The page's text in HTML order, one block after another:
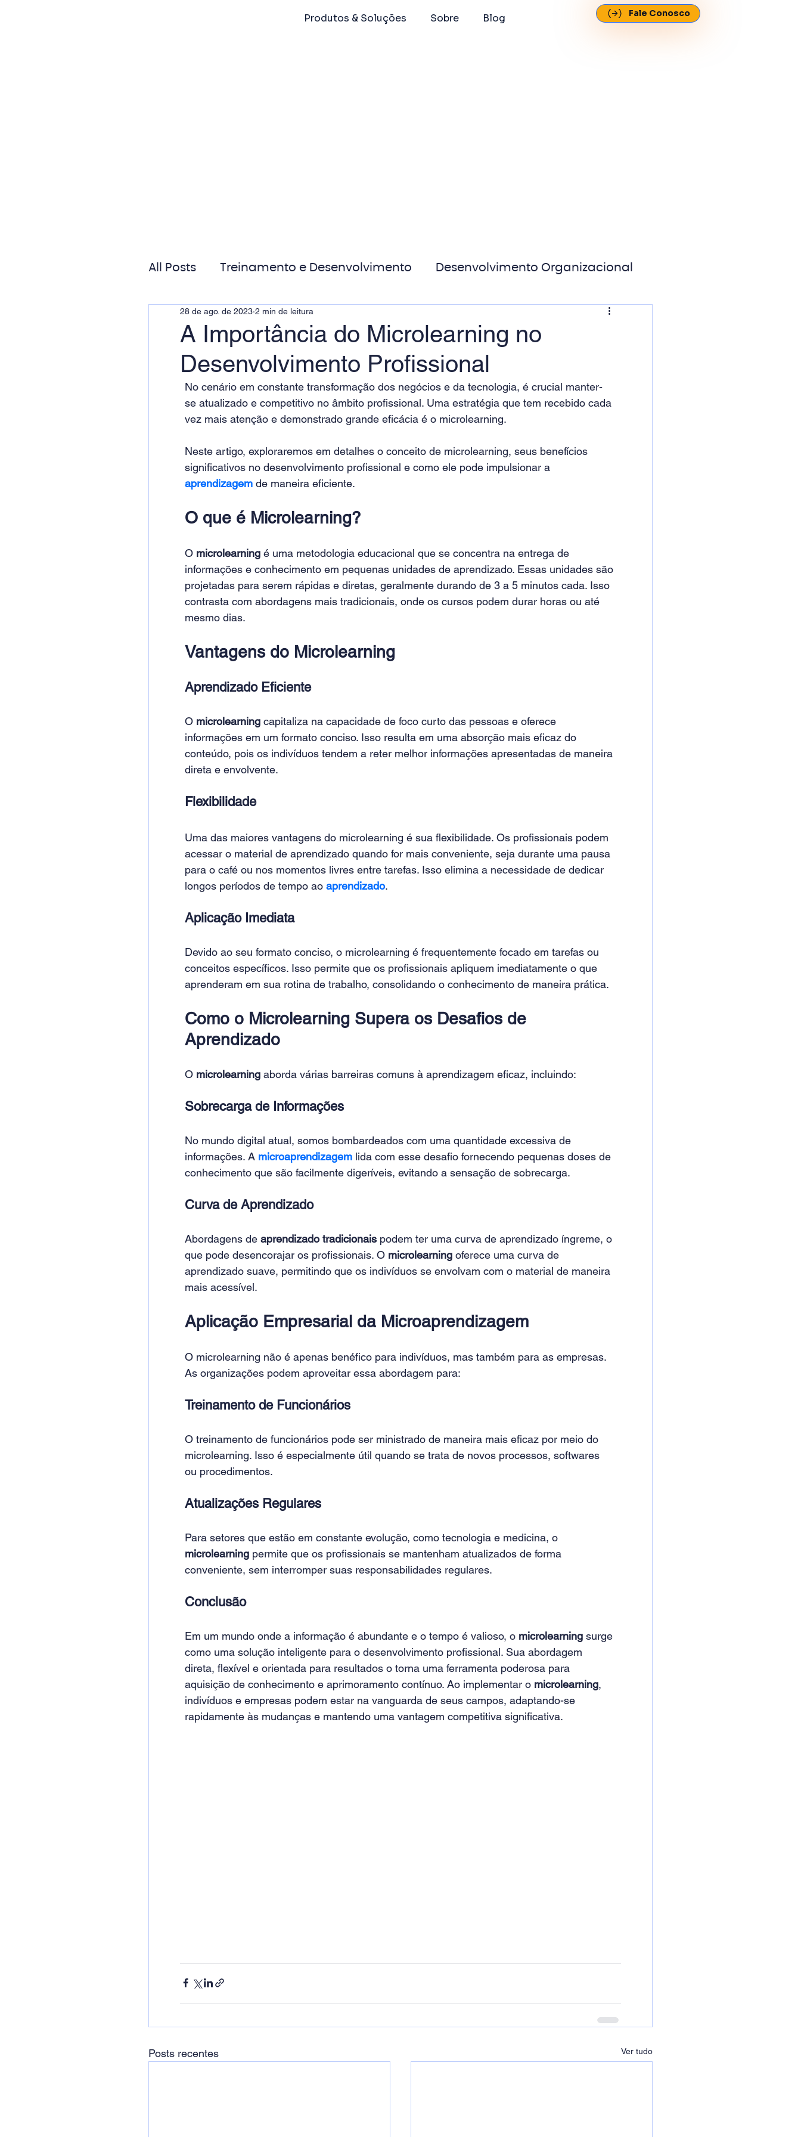
Produtos & Soluções Sobre Blog Fale Conosco
All Posts Treinamento e Desenvolvimento Desenvolvimento Organizacional
Gestão de Pessoas MicroPower Corporativo
Responsabilidade Social
A Importância do Microlearning no
Desenvolvimento Profissional
28 de ago. de 2023 2 min de leitura
No cenário em constante transformação dos negócios e da tecnologia, é crucial manter-
se atualizado e competitivo no âmbito profissional. Uma estratégia que tem recebido cada
vez mais atenção e demonstrado grande eficácia é o microlearning.
Neste artigo, exploraremos em detalhes o conceito de microlearning, seus benefícios
significativos no desenvolvimento profissional e como ele pode impulsionar a
aprendizagem de maneira eficiente.
O que é Microlearning?
O microlearning é uma metodologia educacional que se concentra na entrega de
informações e conhecimento em pequenas unidades de aprendizado. Essas unidades são
projetadas para serem rápidas e diretas, geralmente durando de 3 a 5 minutos cada. Isso
contrasta com abordagens mais tradicionais, onde os cursos podem durar horas ou até
mesmo dias.
Vantagens do Microlearning
Aprendizado Eficiente
O microlearning capitaliza na capacidade de foco curto das pessoas e oferece
informações em um formato conciso. Isso resulta em uma absorção mais eficaz do
conteúdo, pois os indivíduos tendem a reter melhor informações apresentadas de maneira
direta e envolvente.
Flexibilidade
Uma das maiores vantagens do microlearning é sua flexibilidade. Os profissionais podem
acessar o material de aprendizado quando for mais conveniente, seja durante uma pausa
para o café ou nos momentos livres entre tarefas. Isso elimina a necessidade de dedicar
longos períodos de tempo ao aprendizado.
Aplicação Imediata
Devido ao seu formato conciso, o microlearning é frequentemente focado em tarefas ou
conceitos específicos. Isso permite que os profissionais apliquem imediatamente o que
aprenderam em sua rotina de trabalho, consolidando o conhecimento de maneira prática.
Como o Microlearning Supera os Desafios de
Aprendizado
O microlearning aborda várias barreiras comuns à aprendizagem eficaz, incluindo:
Sobrecarga de Informações
No mundo digital atual, somos bombardeados com uma quantidade excessiva de
informações. A microaprendizagem lida com esse desafio fornecendo pequenas doses de
conhecimento que são facilmente digeríveis, evitando a sensação de sobrecarga.
Curva de Aprendizado
Abordagens de aprendizado tradicionais podem ter uma curva de aprendizado íngreme, o
que pode desencorajar os profissionais. O microlearning oferece uma curva de
aprendizado suave, permitindo que os indivíduos se envolvam com o material de maneira
mais acessível.
Aplicação Empresarial da Microaprendizagem
O microlearning não é apenas benéfico para indivíduos, mas também para as empresas.
As organizações podem aproveitar essa abordagem para:
Treinamento de Funcionários
O treinamento de funcionários pode ser ministrado de maneira mais eficaz por meio do
microlearning. Isso é especialmente útil quando se trata de novos processos, softwares
ou procedimentos.
Atualizações Regulares
Para setores que estão em constante evolução, como tecnologia e medicina, o
microlearning permite que os profissionais se mantenham atualizados de forma
conveniente, sem interromper suas responsabilidades regulares.
Conclusão
Em um mundo onde a informação é abundante e o tempo é valioso, o microlearning surge
como uma solução inteligente para o desenvolvimento profissional. Sua abordagem
direta, flexível e orientada para resultados o torna uma ferramenta poderosa para
aquisição de conhecimento e aprimoramento contínuo. Ao implementar o microlearning,
indivíduos e empresas podem estar na vanguarda de seus campos, adaptando-se
rapidamente às mudanças e mantendo uma vantagem competitiva significativa.
Posts recentes Ver tudo